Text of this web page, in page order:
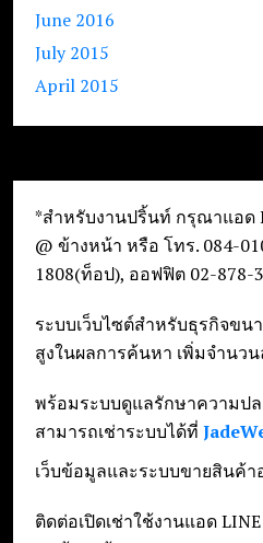
June 2016
July 2015
April 2015
*สำหรับงานปริ้นท์ กรุณาแอด
@ ข้างหน้า หรือ โทร. 084-
1808(ท็อป), ออฟฟิต 02-878-
ระบบเว็บไซต์สำหรับธุรกิจข
สูงในผลการค้นหา เพิ่มจำนว
พร้อมระบบดูแลรักษาความป
สามารถเช่าระบบได้ที่
เว็บข้อมูลและระบบขายสินค้
ติดต่อเปิดเช่าใช้งานแอด